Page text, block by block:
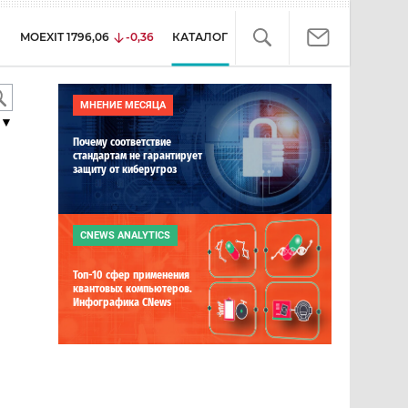
MOEXIT 1796,06 -0,36 КАТАЛОГ
▼
МНЕНИЕ МЕСЯЦА
Почему соответствие
стандартам не гарантирует
защиту от киберугроз
CNEWS ANALYTICS
Топ-10 сфер применения
квантовых компьютеров.
Инфографика CNews